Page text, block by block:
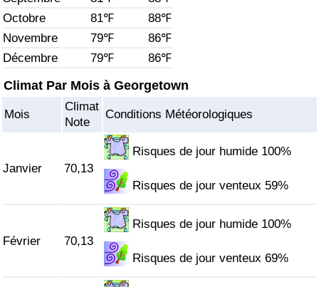
Octobre
81℉
88℉
Novembre
79℉
86℉
Décembre
79℉ 86℉
Climat Par Mois à Georgetown
Mois
Climat
Note
Conditions Météorologiques
Janvier 70,13
Risques de jour humide 100%
Risques de jour venteux 59%
Février 70,13
Risques de jour humide 100%
Risques de jour venteux 69%
Soins de santé
Indice des soins de santé (Actuel)
Indice des soins de santé par Pays
Pollution
Indice de Pollution (Actuel)
Indice de pollution
Indice de Pollution par Pays